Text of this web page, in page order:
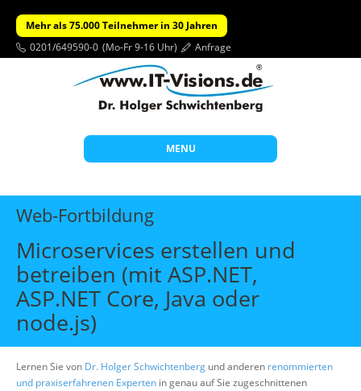
Mehr als 75.000 Teilnehmer in 30 Jahren
0201/649590-0 (Mo-Fr 9-16 Uhr) Anfrage
MENU
Start
Themen
Beratung
Individuelle Schulungen
Offene Seminare
Über uns
Web-Fortbildung
Microservices erstellen und
betreiben (mit ASP.NET,
ASP.NET Core, Java oder
node.js)
Lernen Sie von Dr. Holger Schwichtenberg und anderen renommierten
und praxiserfahrenen Experten in genau auf Sie zugeschnittenen